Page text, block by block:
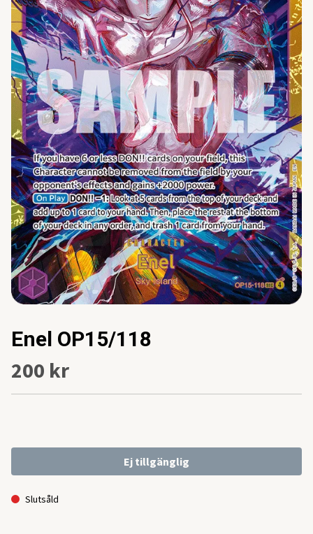
Enel OP15/118
200 kr
Ej tillgänglig
Slutsåld